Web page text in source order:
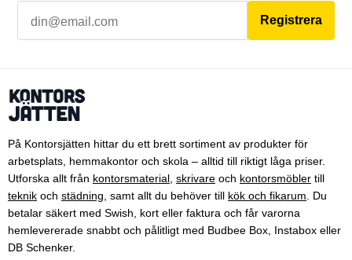
Registrera
På Kontorsjätten hittar du ett brett sortiment av produkter för
arbetsplats, hemmakontor och skola – alltid till riktigt låga priser.
Utforska allt från kontorsmaterial skrivare och kontorsmöbler till
teknik och städning , samt allt du behöver till kök och fikarum . Du
betalar säkert med Swish, kort eller faktura och får varorna
hemlevererade snabbt och pålitligt med Budbee Box, Instabox eller
DB Schenker.